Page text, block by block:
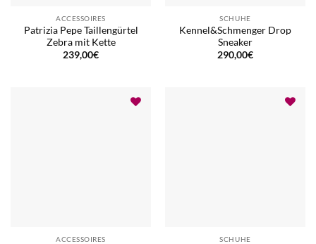
ACCESSOIRES
Patrizia Pepe Taillengürtel
Zebra mit Kette
239,00€
SCHUHE
Kennel&Schmenger Drop
Sneaker
290,00€
ACCESSOIRES SCHUHE